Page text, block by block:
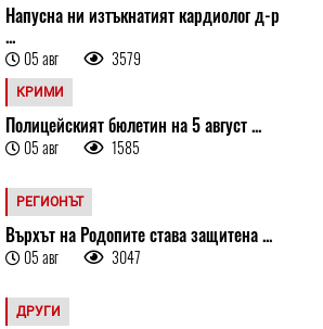
Напусна ни изтъкнатият кардиолог д-р
...
05 авг 3579
КРИМИ
Полицейският бюлетин на 5 август ...
05 авг 1585
РЕГИОНЪТ
Върхът на Родопите става защитена ...
05 авг 3047
ДРУГИ